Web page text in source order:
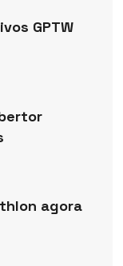
GPTW
agora